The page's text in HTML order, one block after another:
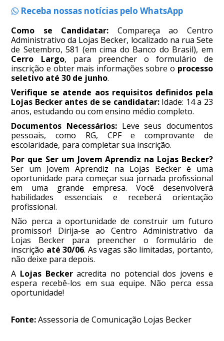
Receba nossas notícias pelo WhatsApp
Como se Candidatar: Compareça ao Centro
Administrativo da Lojas Becker, localizado na rua Sete
de Setembro, 581 (em cima do Banco do Brasil), em
Cerro Largo, para preencher o formulário de
inscrição e obter mais informações sobre o processo
seletivo até 30 de junho.
Verifique se atende aos requisitos definidos pela
Lojas Becker antes de se candidatar:Idade: 14 a 23
anos, estudando ou com ensino médio completo.
Documentos Necessários:Leve seus documentos
pessoais, como RG, CPF e comprovante de
escolaridade, para completar sua inscrição.
Por que Ser um Jovem Aprendiz na Lojas Becker?
Ser um Jovem Aprendiz na Lojas Becker é uma
oportunidade para começar sua jornada profissional
em uma grande empresa. Você desenvolverá
habilidades essenciais e receberá orientação
profissional.
Não perca a oportunidade de construir um futuro
promissor! Dirija-se ao Centro Administrativo da
Lojas Becker para preencher o formulário de
inscrição até 30/06. As vagas são limitadas, portanto,
não deixe para depois.
A Lojas Beckeracredita no potencial dos jovens e
espera recebê-los em sua equipe. Não perca essa
oportunidade!
Fonte:Assessoria de Comunicação Lojas Becker